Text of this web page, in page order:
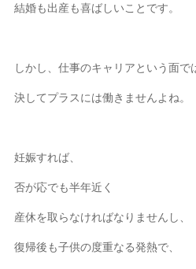
結婚も出産も喜ばしいことです。
しかし、仕事のキャリアという面で
決してプラスには働きませんよね。
妊娠すれば、
否が応でも半年近く
産休を取らなければなりませんし、
復帰後も子供の度重なる発熱で、